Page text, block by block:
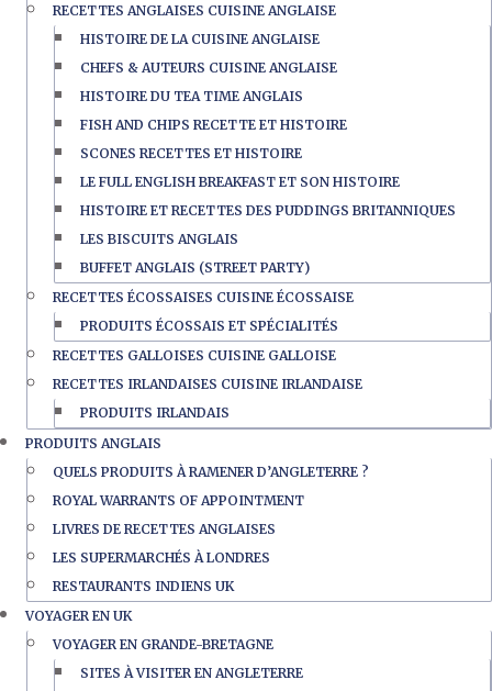
RECETTES ANGLAISES CUISINE ANGLAISE
HISTOIRE DE LA CUISINE ANGLAISE
CHEFS & AUTEURS CUISINE ANGLAISE
HISTOIRE DU TEA TIME ANGLAIS
FISH AND CHIPS RECETTE ET HISTOIRE
SCONES RECETTES ET HISTOIRE
LE FULL ENGLISH BREAKFAST ET SON HISTOIRE
HISTOIRE ET RECETTES DES PUDDINGS BRITANNIQUES
LES BISCUITS ANGLAIS
BUFFET ANGLAIS (STREET PARTY)
RECETTES ÉCOSSAISES CUISINE ÉCOSSAISE
PRODUITS ÉCOSSAIS ET SPÉCIALITÉS
RECETTES GALLOISES CUISINE GALLOISE
RECETTES IRLANDAISES CUISINE IRLANDAISE
PRODUITS IRLANDAIS
PRODUITS ANGLAIS
QUELS PRODUITS À RAMENER D’ANGLETERRE ?
ROYAL WARRANTS OF APPOINTMENT
LIVRES DE RECETTES ANGLAISES
LES SUPERMARCHÉS À LONDRES
RESTAURANTS INDIENS UK
VOYAGER EN UK
VOYAGER EN GRANDE-BRETAGNE
SITES À VISITER EN ANGLETERRE